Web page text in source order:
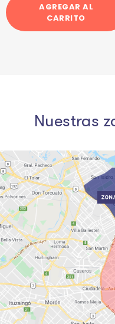
AGREGAR AL
CARRITO
Nuestras